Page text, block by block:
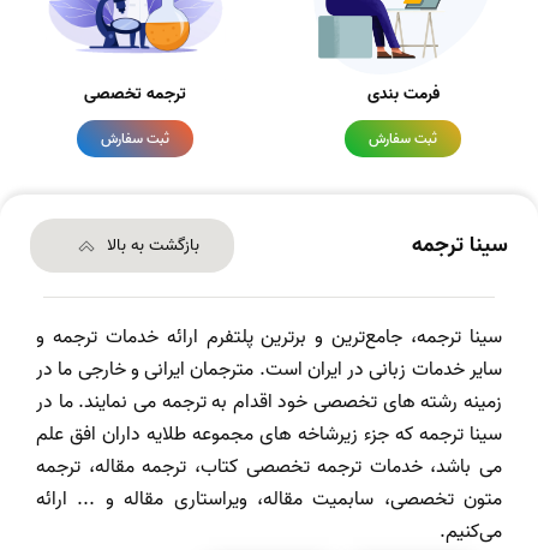
فرمت بندی
ثبت سفارش
ترجمه تخصصی
ثبت سفارش
سینا ترجمه بازگشت به بالا
سینا ترجمه، جامع‌ترین و برترین پلتفرم ارائه خدمات ترجمه و
سایر خدمات زبانی در ایران است. مترجمان ایرانی و خارجی ما در
زمینه رشته های تخصصی خود اقدام به ترجمه می نمایند. ما در
سینا ترجمه که جزء زیرشاخه های مجموعه طلایه داران افق علم
می باشد، خدمات ترجمه تخصصی کتاب، ترجمه مقاله، ترجمه
متون تخصصی، سابمیت مقاله، ویراستاری مقاله و ... ارائه
می‌کنیم.